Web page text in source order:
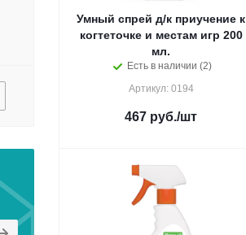
Умный спрей д/к приучение к
когтеточке и местам игр 200
мл.
Есть в наличии (2)
Артикул: 0194
467 руб./шт